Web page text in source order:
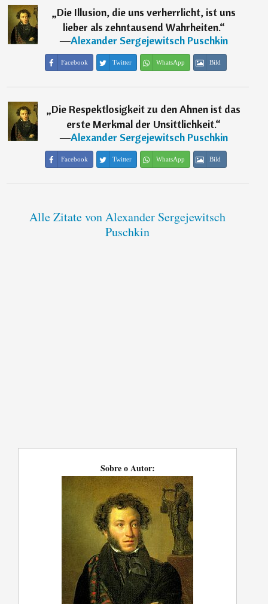
„Die Illusion, die uns verherrlicht, ist uns
lieber als zehntausend Wahrheiten.“
―Alexander Sergejewitsch Puschkin
Facebook Twitter WhatsApp Bild
„Die Respektlosigkeit zu den Ahnen ist das
erste Merkmal der Unsittlichkeit.“
―Alexander Sergejewitsch Puschkin
Facebook Twitter WhatsApp Bild
Alle Zitate von Alexander Sergejewitsch
Puschkin
Sobre o Autor: